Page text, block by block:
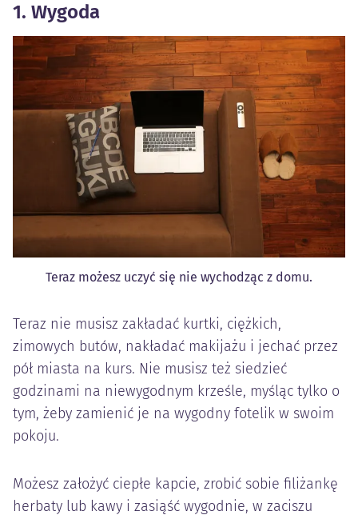
1. Wygoda
Teraz możesz uczyć się nie wychodząc z domu.
Teraz nie musisz zakładać kurtki, ciężkich,
zimowych butów, nakładać makijażu i jechać przez
pół miasta na kurs. Nie musisz też siedzieć
godzinami na niewygodnym krześle, myśląc tylko o
tym, żeby zamienić je na wygodny fotelik w swoim
pokoju.
Możesz założyć ciepłe kapcie, zrobić sobie filiżankę
herbaty lub kawy i zasiąść wygodnie, w zaciszu